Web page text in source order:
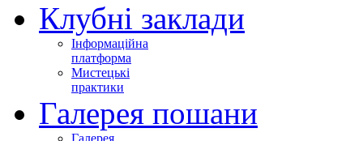
Клубні заклади
Інформаційна
платформа
Мистецькі
практики
Галерея пошани
Галерея